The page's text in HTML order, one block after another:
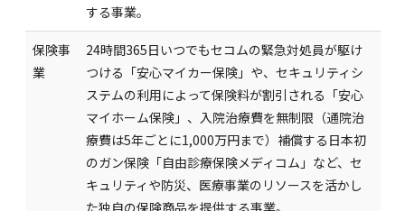
する事業。
保険事
業
24時間365日いつでもセコムの緊急対処員が駆け
つける「安心マイカー保険」や、セキュリティシ
ステムの利用によって保険料が割引される「安心
マイホーム保険」、入院治療費を無制限（通院治
療費は5年ごとに1,000万円まで）補償する日本初
のガン保険「自由診療保険メディコム」など、セ
キュリティや防災、医療事業のリソースを活かし
た独自の保険商品を提供する事業。